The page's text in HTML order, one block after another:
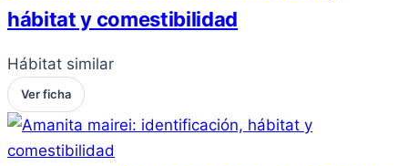
hábitat y comestibilidad
Hábitat similar
Ver ficha